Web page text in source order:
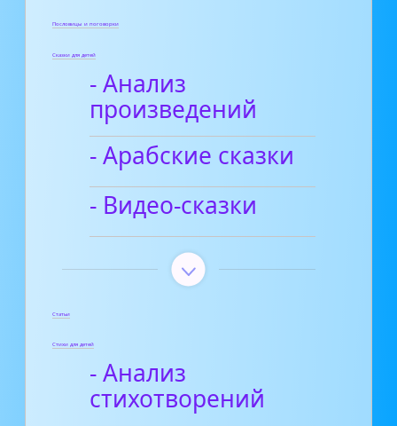
Пословицы и поговорки
Сказки для детей
- Анализ
произведений
- Арабские сказки
- Видео-сказки
Статьи
Стихи для детей
- Анализ
стихотворений